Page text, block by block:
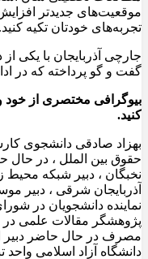
موقعیت‌های جدیدتر
تجربه‌های خودتان تکیه کنید.
جارچی آذربایجان با یکی
گفت و گو پرداخته که در
بیوگرافی مختصری از خود
کنید.
حقوق بین الملل ، در
نخبگان ، دبیر شبکه
آذربایجان شرقی ، دبیر
نماینده دانشجویان در
پژوهشگر مقالات علمی
مصرف در حال حاضر دبیر
دانشگاه آزاد اسلامی واحد